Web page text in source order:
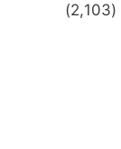
(2,103)